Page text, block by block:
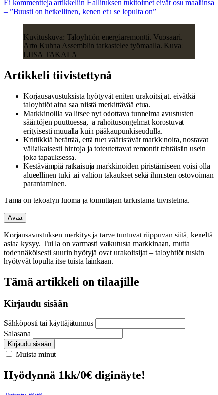
Ei kommentteja artikkeliin Hallituksen tukitoimet eivät osu maaliinsa
– ”Buusti on hetkellinen, kenen etu se lopulta on”
Kuvituskuva: Taloyhtiön energiaremontti, Vuosaari.
Arto Kuhna Assemblin tarkastelee työmaalla. Kuva:
LIISA TAKALA
Artikkeli tiivistettynä
Korjausavustuksista hyötyvät eniten urakoitsijat, eivätkä
taloyhtiöt aina saa niistä merkittävää etua.
Markkinoilla vallitsee nyt odottava tunnelma avustusten
sääntöjen puuttuessa, ja rahoitusongelmat korostuvat
erityisesti muualla kuin pääkaupunkiseudulla.
Kritiikkiä herättää, että tuet vääristävät markkinoita, nostavat
väliaikaisesti hintoja ja toteutettavat remontit tehtäisiin usein
joka tapauksessa.
Kestävämpiä ratkaisuja markkinoiden piristämiseen voisi olla
alueellinen tuki tai valtion takaukset sekä ihmisten ostovoiman
parantaminen.
Tämä on tekoälyn luoma ja toimittajan tarkistama tiivistelmä.
Avaa
Korjausavustuksen merkitys ja tarve tuntuvat riippuvan siitä, keneltä
asiaa kysyy. Tuilla on varmasti vaikutusta markkinaan, mutta
todennäköisesti suurin hyötyjä ovat urakoitsijat – taloyhtiöt tuskin
hyötyvät lopulta itse tuista lainkaan.
Tämä artikkeli on tilaajille
Kirjaudu sisään
Sähköposti tai käyttäjätunnus
Salasana
Kirjaudu sisään
Muista minut
Hyödynnä 1kk/0€ diginäyte!